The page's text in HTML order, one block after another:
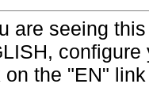
are seeing
on the "EN"